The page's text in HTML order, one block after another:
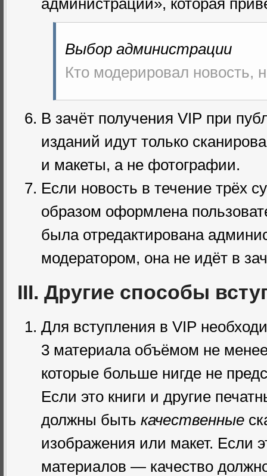
администрации», которая
Выбор администрации
Кто модерировал новость,
В зачёт получения VIP при
изданий идут только
и макеты, а не фотографии.
Если новость в течение трёх
образом оформлена
была отредактирована
модератором, она не идёт в
III. Другие способы
Для вступления в VIP
3 материала объёмом не
которые больше нигде не
Если это книги и другие
должны быть качественные
изображения или макет. Если
материалов — качество